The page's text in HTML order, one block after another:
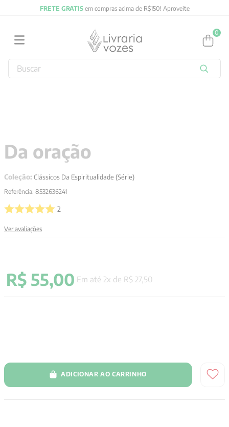
FRETE GRATISem compras acima de R$150! Aproveite
0
Buscar
Da oração
Coleção: Clássicos Da Espiritualidade (Série)
Referência: 8532636241
2
Ver avaliações
R$ 55,00 Em até 2x de R$ 27, 50
ADICIONAR AO CARRINHO
4º jung
6º pré venda
7º biblia
º